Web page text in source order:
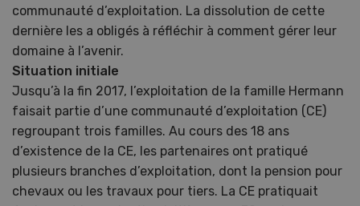
communauté d’exploitation. La dissolution de cette
dernière les a obligés à réfléchir à comment gérer leur
domaine à l’avenir.
Situation initiale
Jusqu’à la fin 2017, l’exploitation de la famille Hermann
faisait partie d’une communauté d’exploitation (CE)
regroupant trois familles. Au cours des 18 ans
d’existence de la CE, les partenaires ont pratiqué
plusieurs branches d’exploitation, dont la pension pour
chevaux ou les travaux pour tiers. La CE pratiquait